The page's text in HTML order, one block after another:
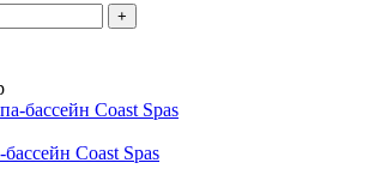
+
Coast Spas